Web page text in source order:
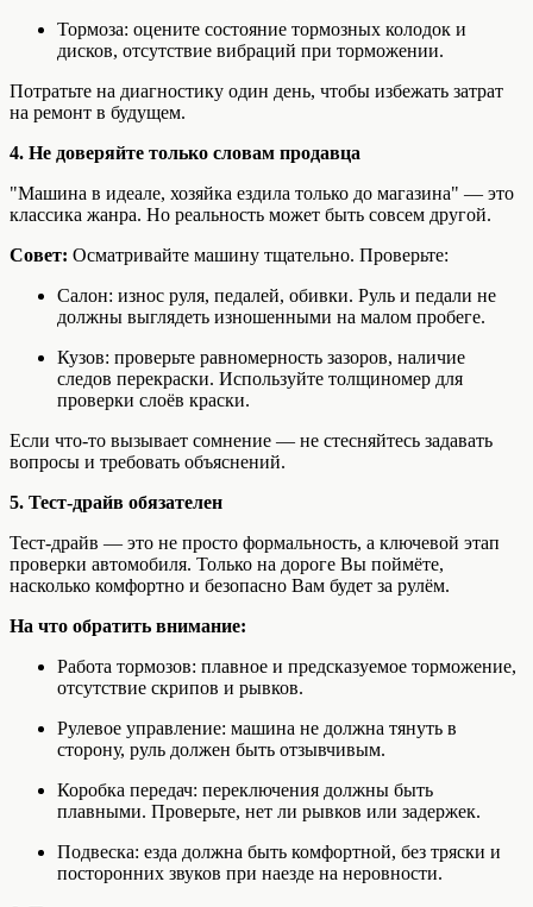
Тормоза: оцените состояние тормозных колодок и
дисков, отсутствие вибраций при торможении.
Потратьте на диагностику один день, чтобы избежать затрат
на ремонт в будущем.
4. Не доверяйте только словам продавца
"Машина в идеале, хозяйка ездила только до магазина" — это
классика жанра. Но реальность может быть совсем другой.
Совет: Осматривайте машину тщательно. Проверьте:
Салон: износ руля, педалей, обивки. Руль и педали не
должны выглядеть изношенными на малом пробеге.
Кузов: проверьте равномерность зазоров, наличие
следов перекраски. Используйте толщиномер для
проверки слоёв краски.
Если что-то вызывает сомнение — не стесняйтесь задавать
вопросы и требовать объяснений.
5. Тест-драйв обязателен
Тест-драйв — это не просто формальность, а ключевой этап
проверки автомобиля. Только на дороге Вы поймёте,
насколько комфортно и безопасно Вам будет за рулём.
На что обратить внимание:
Работа тормозов: плавное и предсказуемое торможение,
отсутствие скрипов и рывков.
Рулевое управление: машина не должна тянуть в
сторону, руль должен быть отзывчивым.
Коробка передач: переключения должны быть
плавными. Проверьте, нет ли рывков или задержек.
Подвеска: езда должна быть комфортной, без тряски и
посторонних звуков при наезде на неровности.